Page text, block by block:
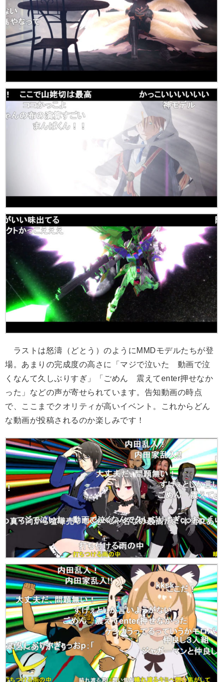
ラストは怒濤（どとう）のようにMMDモデルたちが登
場。あまりの完成度の高さに「マジで泣いた 動画で泣
くなんて久しぶりすぎ」「ごめん 震えてenter押せなか
った」などの声が寄せられています。告知動画の時点
で、ここまでクオリティが高いイベント。これからどん
な動画が投稿されるのか楽しみです！